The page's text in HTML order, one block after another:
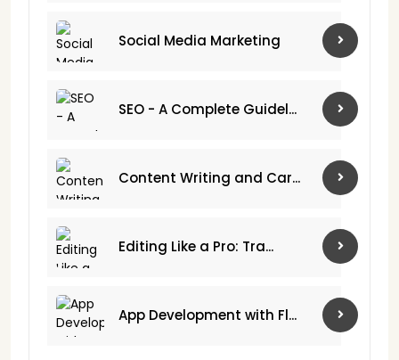
Social Media Marketing
SEO - A Complete Guidel...
Content Writing and Car...
Editing Like a Pro: Tra...
App Development with Fl...